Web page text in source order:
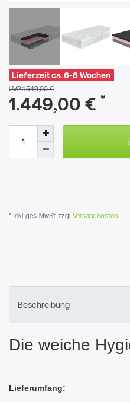
Lieferzeit ca. 6-8 Wochen
UVP 1.549,00 €
1.449,00 € *
* inkl. ges. MwSt. zzgl. Versandkosten
Beschreibung
Die weiche
Lieferumfang: